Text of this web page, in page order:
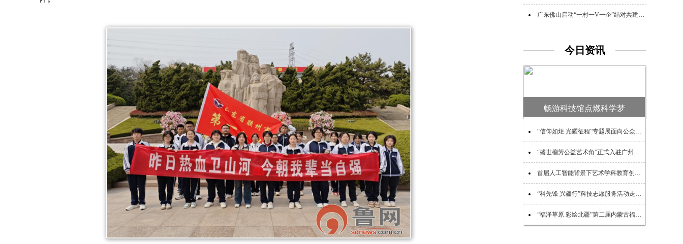
广东佛山启动“一村一V一企”结对共建助力“百千万工程”活动
今日资讯
畅游科技馆点燃科学梦
“信仰如炬 光耀征程”专题展面向公众开放
“盛世榴芳公益艺术角”正式入驻广州图书馆
首届人工智能背景下艺术学科教育创新论坛在兰州举办
“科先锋 兴疆行”科技志愿服务活动走进阿克苏市
“福泽草原 彩绘北疆”第二届内蒙古福彩公益文化节圆满落幕